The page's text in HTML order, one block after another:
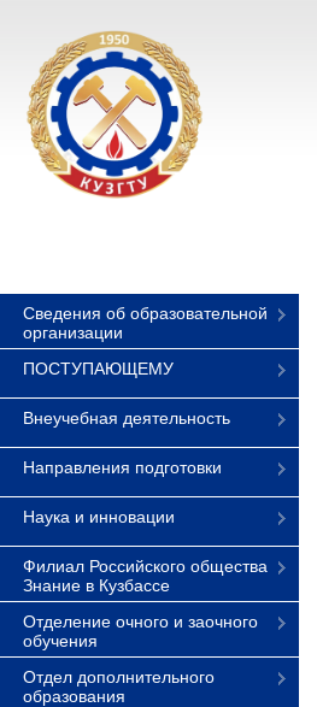
Сведения об образовательной
организации
ПОСТУПАЮЩЕМУ
Внеучебная деятельность
Направления подготовки
Наука и инновации
Филиал Российского общества
Знание в Кузбассе
Отделение очного и заочного
обучения
Отдел дополнительного
образования